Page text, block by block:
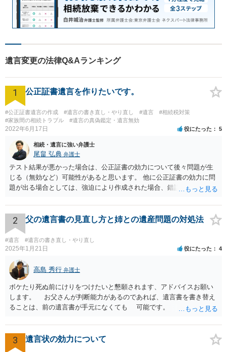
遺言変更の法律Q&Aランキング
1 公正証書遺言を作りたいです。
#公正証書遺言の作成 #遺言の書き直し・やり直し #遺言
#相続税対策
#家族間の相続トラブル
#遺言の真偽鑑定・遺言無効
2022年6月17日 役にたった 5
相続・遺言に強い弁護士
尾畠 弘典 弁護士
テスト結果が悪かった場合は、公正証書の効力について後々問題が生
じる（無効など）可能性があると思います。 他に公正証書の効力に問
題が出る場合としては、強迫により作成された場合、錯誤（勘違い）
すが、弁護士に作成を依頼する場合は、１０～数十万円程度になるケ
ースが多いと思います。 報酬体系は、弁護士ごとに異なりますので一
律の基準はありません。
2 父の遺言書の見直し方と姉との遺産問題の対処法
#遺言 #遺言の書き直し・やり直し
2025年1月21日 役にたった 4
高島 秀行 弁護士
ボケたり死ぬ前にけりをつけたいと懇願されます、アドバイスお願い
します。 お父さんが判断能力があるのであれば、遺言書を書き替え
ることは、前の遺言書が手元になくても 可能です。 将来遺言の効
してもらって 診断書を取得して、公証役場へ行って公正証書遺言を
作成するのがよいと思います。 将来争われることが見込まれること
から、弁護士に依頼して手続きを進めた方がよいと思います。
3 遺言状の効力について